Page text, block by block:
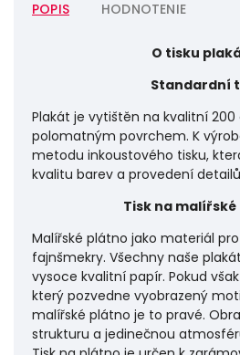
POPIS HODNOTENIE
O tisku
Standardní
Plakát je vytištěn na kvalitní 200
polomatným povrchem. K
metodu inkoustového tisku,
kvalitu barev a provedení
Tisk na
Malířské plátno jako materiál
fajnšmekry. Všechny naše
vysoce kvalitní papír. Pokud
který pozvedne vyobrazený
malířské plátno je to pravé.
strukturu a jedinečnou